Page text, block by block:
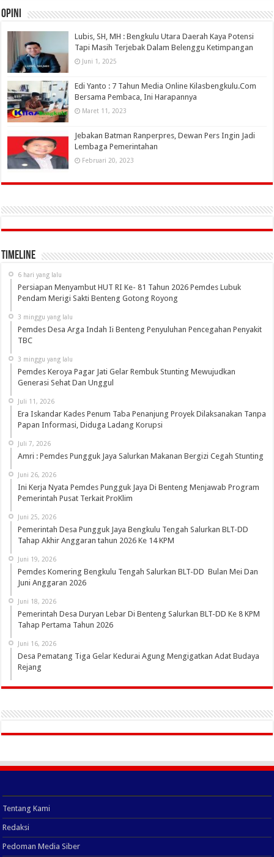
OPINI
Lubis, SH, MH : Bengkulu Utara Daerah Kaya Potensi
Tapi Masih Terjebak Dalam Belenggu Ketimpangan
Juni 1, 2025
Edi Yanto : 7 Tahun Media Online Kilasbengkulu.Com
Bersama Pembaca, Ini Harapannya
Maret 11, 2023
Jebakan Batman Ranperpres, Dewan Pers Ingin Jadi
Lembaga Pemerintahan
Februari 20, 2023
Timeline
6 hari yang lalu
Persiapan Menyambut HUT RI Ke- 81 Tahun 2026 Pemdes Lubuk
Pendam Merigi Sakti Benteng Gotong Royong
3 minggu yang lalu
Pemdes Desa Arga Indah Ii Benteng Penyuluhan Pencegahan Penyakit
TBC
3 minggu yang lalu
Pemdes Keroya Pagar Jati Gelar Rembuk Stunting Mewujudkan
Generasi Sehat Dan Unggul
Juli 11, 2026
Era Iskandar Kades Penum Taba Penanjung Proyek Dilaksanakan Tanpa
Papan Informasi, Diduga Ladang Korupsi
Juli 7, 2026
Amri : Pemdes Pungguk Jaya Salurkan Makanan Bergizi Cegah Stunting
Juni 26, 2026
Ini Kerja Nyata Pemdes Pungguk Jaya Di Benteng Menjawab Program
Pemerintah Pusat Terkait ProKlim
Juni 25, 2026
Pemerintah Desa Pungguk Jaya Bengkulu Tengah Salurkan BLT-DD
Tahap Akhir Anggaran tahun 2026 Ke 14 KPM
Juni 19, 2026
Pemdes Komering Bengkulu Tengah Salurkan BLT-DD Bulan Mei Dan
Juni Anggaran 2026
Juni 18, 2026
Pemerintah Desa Duryan Lebar Di Benteng Salurkan BLT-DD Ke 8 KPM
Tahap Pertama Tahun 2026
Juni 16, 2026
Desa Pematang Tiga Gelar Kedurai Agung Mengigatkan Adat Budaya
Rejang
Tentang Kami
Redaksi
Pedoman Media Siber